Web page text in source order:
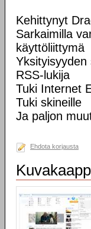
Kehittynyt
Sarkaimilla
käyttöliittymä
Yksityisyyden
RSS-lukija
Tuki Internet
Tuki skineille
Ja paljon
Ehdota korjausta